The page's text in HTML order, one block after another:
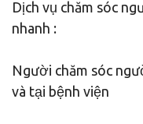
Dịch vụ chăm sóc
nhanh :
Người chăm sóc
và tại bệnh viện